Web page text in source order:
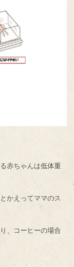
赤ちゃんは低体重
かえってママのス
、コーヒーの場合